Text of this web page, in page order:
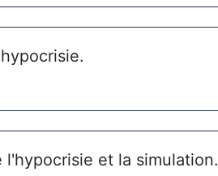
et la simulation.